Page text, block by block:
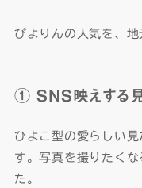
ぴよりんの人気を、地
① SNS映えする
ひよこ型の愛らしい見
す。写真を撮りたく
た。